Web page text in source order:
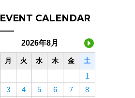
EVENT CALENDAR
2026年8月
月 火 水 木 金 土
1
3 4 5 6 7
8